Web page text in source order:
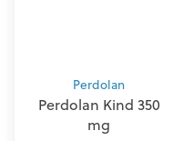
Perdolan
Perdolan Kind 350
mg